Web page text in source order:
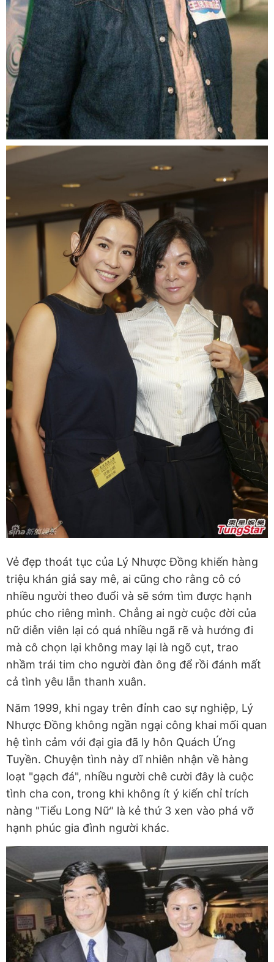
Vẻ đẹp thoát tục của Lý Nhược Đồng khiến hàng
triệu khán giả say mê, ai cũng cho rằng cô có
nhiều người theo đuổi và sẽ sớm tìm được hạnh
phúc cho riêng mình. Chẳng ai ngờ cuộc đời của
nữ diễn viên lại có quá nhiều ngã rẽ và hướng đi
mà cô chọn lại không may lại là ngõ cụt, trao
nhầm trái tim cho người đàn ông để rồi đánh mất
cả tình yêu lẫn thanh xuân.
Năm 1999, khi ngay trên đỉnh cao sự nghiệp, Lý
Nhược Đồng không ngần ngại công khai mối quan
hệ tình cảm với đại gia đã ly hôn Quách Ứng
Tuyền. Chuyện tình này dĩ nhiên nhận về hàng
loạt "gạch đá", nhiều người chê cười đây là cuộc
tình cha con, trong khi không ít ý kiến chỉ trích
nàng "Tiểu Long Nữ" là kẻ thứ 3 xen vào phá vỡ
hạnh phúc gia đình người khác.